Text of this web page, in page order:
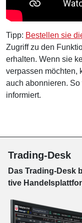
Tipp: Bestellen sie
Zugriff zu den
erhalten. Wenn sie
verpassen möchten,
auch abonnieren.
informiert.
Trading-Desk
Das Trading-Desk
tive